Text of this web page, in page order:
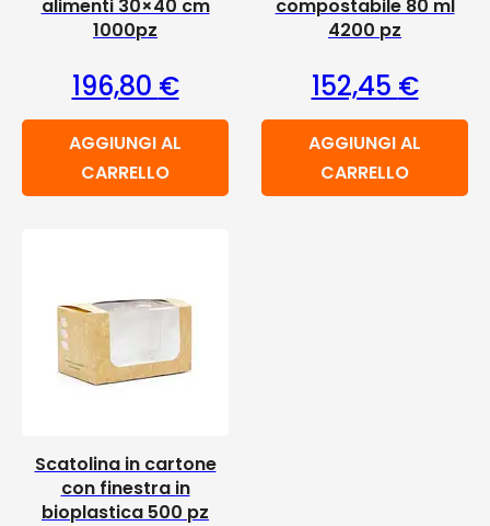
alimenti 30×40 cm
1000pz
196,80 €
AGGIUNGI AL
CARRELLO
compostabile 80 ml
4200 pz
152,45 €
AGGIUNGI AL
CARRELLO
Scatolina in cartone
con finestra in
bioplastica 500 pz